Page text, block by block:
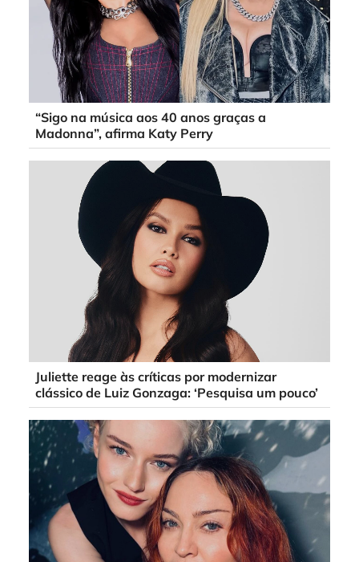
“Sigo na música aos 40 anos graças a
Madonna”, afirma Katy Perry
Juliette reage às críticas por modernizar
clássico de Luiz Gonzaga: ‘Pesquisa um pouco’